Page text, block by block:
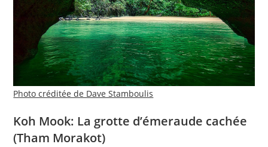
Photo créditée de Dave Stamboulis
Koh Mook: La grotte d’émeraude cachée
(Tham Morakot)